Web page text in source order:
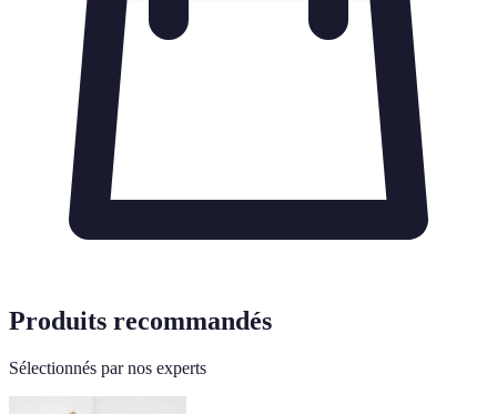
Produits recommandés
Sélectionnés par nos experts